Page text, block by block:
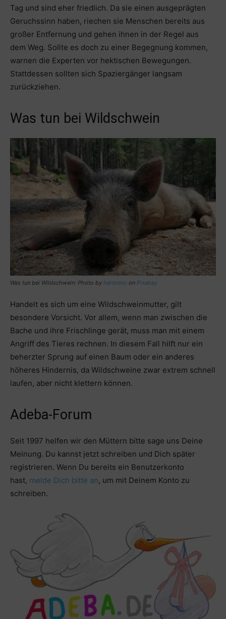
Tag und sind eher friedlich. Da sie einen ausgeprägten
Geruchssinn haben, riechen sie Menschen bereits aus
großer Entfernung und gehen ihnen in der Regel aus
dem Weg. Sollte es doch zu einer Begegnung kommen,
warnen die Experten vor hektischen Bewegungen.
Stattdessen sollten sich Spaziergänger langsam
zurückziehen.
Was tun bei Wildschwein
Was tun bei Wildschwein: Photo by bertomic on Pixabay
Handelt es sich um eine Wildschweinmutter, gilt
besondere Vorsicht. Vor allem, wenn man zwischen die
Bache und ihre Frischlinge gerät, muss man mit einem
Angriff des Tieres rechnen. In diesem Fall hilft nur ein
beherzter Sprung auf einen Baum oder ein anderes
höheres Hindernis, da Wildschweine zwar extrem schnell
laufen, aber nicht klettern können.
Adeba-Forum
Seit 1997 helfen wir den Müttern bitte sage uns Deine
Meinung. Du kannst jetzt schreiben und Dich später
registrieren. Wenn Du bereits ein Benutzerkonto
hast, melde Dich bitte an, um mit Deinem Konto zu
schreiben.